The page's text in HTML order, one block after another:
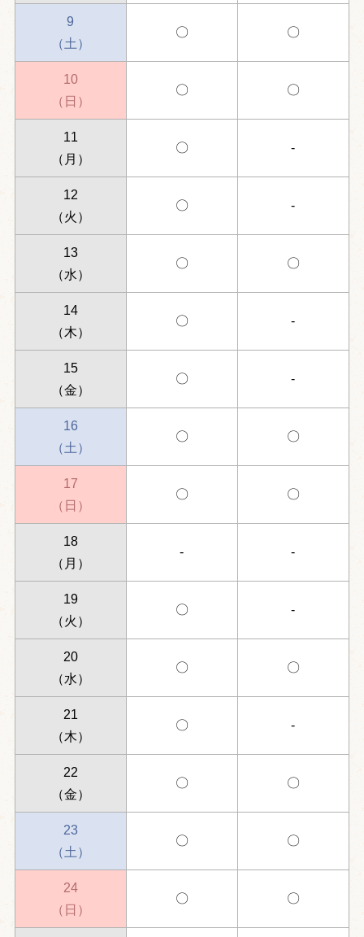
9
（土）
〇 〇
10
（日）
〇 〇
11
（月）
〇 -
12
（火）
〇 -
13
（水）
〇 〇
14
（木）
〇 -
15
（金）
〇 -
16
（土）
〇 〇
17
（日）
〇 〇
18
（月）
- -
19
（火）
〇 -
20
（水）
〇 〇
21
（木）
〇 -
22
（金）
〇 〇
23
（土）
〇 〇
24
（日）
〇 〇